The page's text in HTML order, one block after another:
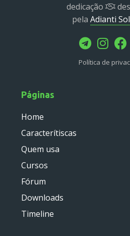
Application
log
service
util
validator
widget
base
chart
dedicação
pela Adianti
Política de
Páginas
Home
Caracterítiscas
Quem usa
Cursos
Fórum
Downloads
Timeline